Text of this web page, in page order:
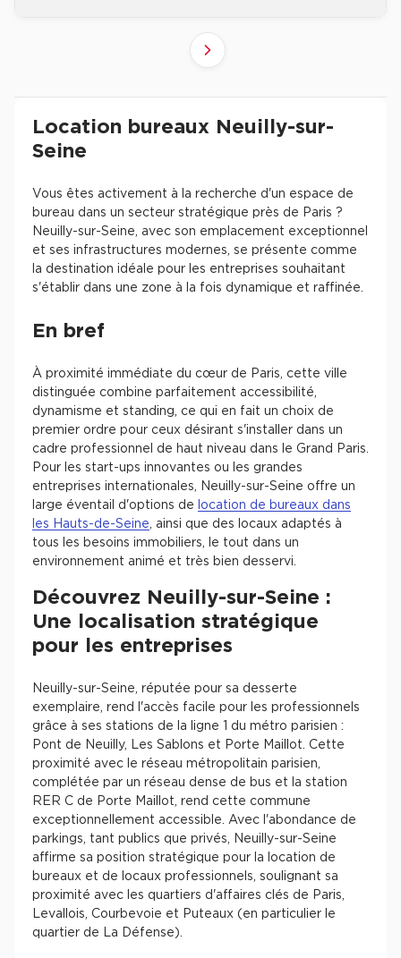
Suivant
Revenir à l'accueil -
Location bureaux Neuilly-sur-
Seine
Vous êtes activement à la recherche d'un espace de
bureau dans un secteur stratégique près de Paris ?
Neuilly-sur-Seine, avec son emplacement exceptionnel
et ses infrastructures modernes, se présente comme
la destination idéale pour les entreprises souhaitant
s'établir dans une zone à la fois dynamique et raffinée.
En bref
À proximité immédiate du cœur de Paris, cette ville
distinguée combine parfaitement accessibilité,
dynamisme et standing, ce qui en fait un choix de
premier ordre pour ceux désirant s'installer dans un
cadre professionnel de haut niveau dans le Grand Paris.
Pour les start-ups innovantes ou les grandes
entreprises internationales, Neuilly-sur-Seine offre un
large éventail d'options de
location de bureaux dans
les Hauts-de-Seine, ainsi que des locaux adaptés à
tous les besoins immobiliers, le tout dans un
environnement animé et très bien desservi.
Découvrez Neuilly-sur-Seine :
Une localisation stratégique
pour les entreprises
Neuilly-sur-Seine, réputée pour sa desserte
exemplaire, rend l'accès facile pour les professionnels
grâce à ses stations de la ligne 1 du métro parisien :
Pont de Neuilly, Les Sablons et Porte Maillot. Cette
proximité avec le réseau métropolitain parisien,
complétée par un réseau dense de bus et la station
RER C de Porte Maillot, rend cette commune
exceptionnellement accessible. Avec l'abondance de
parkings, tant publics que privés, Neuilly-sur-Seine
affirme sa position stratégique pour la location de
bureaux et de locaux professionnels, soulignant sa
proximité avec les quartiers d'affaires clés de Paris,
Levallois, Courbevoie et Puteaux (en particulier le
quartier de La Défense).